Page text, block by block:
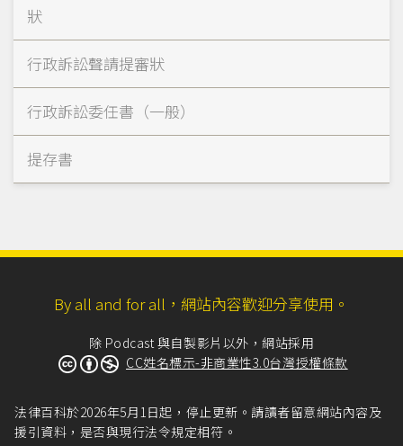
狀
行政訴訟聲請提審狀
行政訴訟委任書（一般）
提存書
By all and for all，網站內容歡迎分享使用。
除 Podcast 與自製影片以外，網站採用
CC姓名標示-非商業性3.0台灣授權條款
法律百科於2026年5月1日起，停止更新。請讀者留意網站內容及
援引資料，是否與現行法令規定相符。